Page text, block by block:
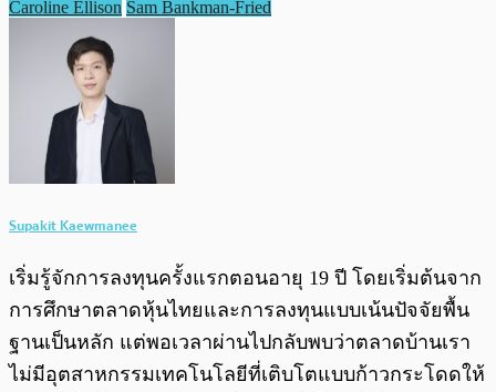
Caroline Ellison Sam Bankman-Fried
Supakit Kaewmanee
เริ่มรู้จักการลงทุนครั้งแรกตอนอายุ 19 ปี โดยเริ่มต้นจาก
การศึกษาตลาดหุ้นไทยและการลงทุนแบบเน้นปัจจัยพื้น
ฐานเป็นหลัก แต่พอเวลาผ่านไปกลับพบว่าตลาดบ้านเรา
ไม่มีอุตสาหกรรมเทคโนโลยีที่เติบโตแบบก้าวกระโดดให้